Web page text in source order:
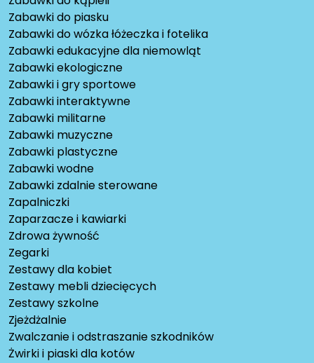
Zabawki do piasku
Zabawki do wózka łóżeczka i fotelika
Zabawki edukacyjne dla niemowląt
Zabawki ekologiczne
Zabawki i gry sportowe
Zabawki interaktywne
Zabawki militarne
Zabawki muzyczne
Zabawki plastyczne
Zabawki wodne
Zabawki zdalnie sterowane
Zapalniczki
Zaparzacze i kawiarki
Zdrowa żywność
Zegarki
Zestawy dla kobiet
Zestawy mebli dziecięcych
Zestawy szkolne
Zjeżdżalnie
Zwalczanie i odstraszanie szkodników
Żwirki i piaski dla kotów